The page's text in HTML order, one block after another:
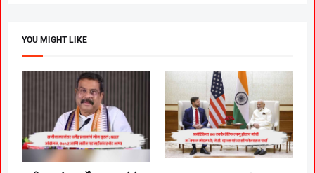
YOU MIGHT LIKE